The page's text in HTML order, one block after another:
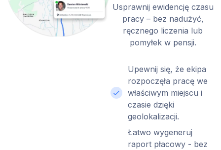
Usprawnij ewidencję czasu
pracy – bez nadużyć,
ręcznego liczenia lub
pomyłek w pensji.
Upewnij się, że ekipa
rozpoczęła pracę we
właściwym miejscu i
czasie dzięki
geolokalizacji.
Łatwo wygeneruj
raport płacowy - bez